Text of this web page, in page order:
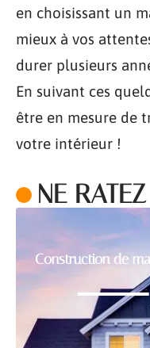
en choisissant un
mieux à vos
durer plusieurs
En suivant ces
être en mesure de
votre intérieur !
NE
Construction de